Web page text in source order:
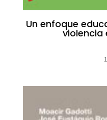
Un enfoque
violencia